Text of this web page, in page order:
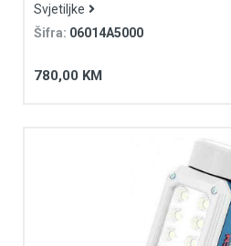
Svjetiljke
Šifra: 06014A5000
780,00 KM